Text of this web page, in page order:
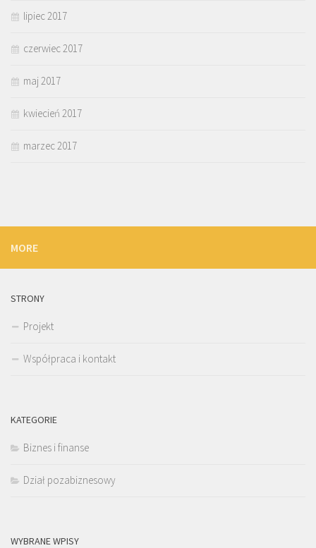
lipiec 2017
czerwiec 2017
maj 2017
kwiecień 2017
marzec 2017
MORE
STRONY
Projekt
Współpraca i kontakt
KATEGORIE
Biznes i finanse
Dział pozabiznesowy
WYBRANE WPISY